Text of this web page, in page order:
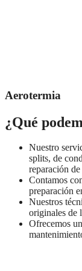
Aerotermia
¿Qué
Nuestro
splits, de
reparación
Contamos
preparación
Nuestros
originales de
Ofrecemos